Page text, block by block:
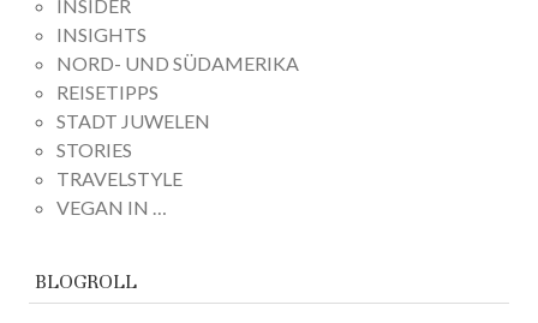
INSIDER
INSIGHTS
NORD- UND SÜDAMERIKA
REISETIPPS
STADT JUWELEN
STORIES
TRAVELSTYLE
VEGAN IN …
BLOGROLL